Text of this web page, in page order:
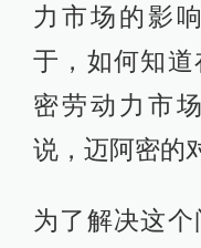
力市场的影
于，如何知
密劳动力市
说，迈阿密的
为了解决这